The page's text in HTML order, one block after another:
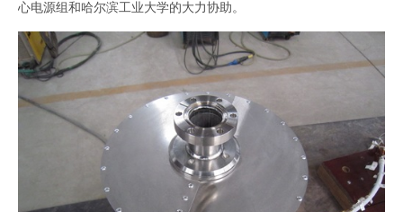
心电源组和哈尔滨工业大学的大力协助。